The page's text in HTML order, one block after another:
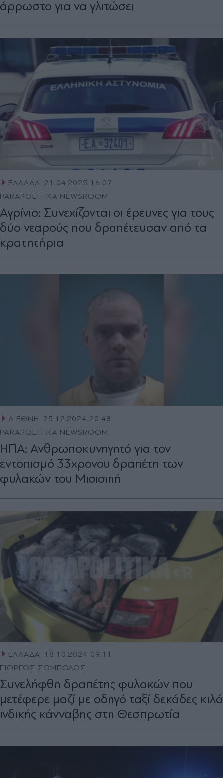
άρρωστο για να γλιτώσει
ΕΛΛΑΔΑ 21.04.2025 16:07
PARAPOLITIKA NEWSROOM
Αγρίνιο: Συνεχίζονται οι έρευνες για τους
δύο νεαρούς που δραπέτευσαν από τα
κρατητήρια
ΔΙΕΘΝΗ
25.12.2024 20:48
PARAPOLITIKA NEWSROOM
ΗΠΑ: Ανθρωποκυνηγητό για τον
εντοπισμό 33χρονου δραπέτη των
φυλακών του Μισισιπή
ΕΛΛΑΔΑ 18.10.2024 09:11
ΓΙΩΡΓΟΣ ΣΟΜΠΟΛΟΣ
Συνελήφθη δραπέτης φυλακών που
μετέφερε μαζί με οδηγό ταξί δεκάδες κιλά
ινδικής κάνναβης στη Θεσπρωτία